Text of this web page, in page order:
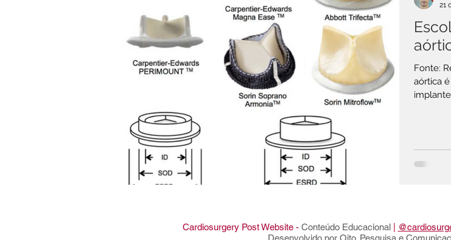
MARCAPASSO & DCEI CSP ACADÊMICO GESTÃO EM SAÚDE
ESTUDOS & TRIALS MISCELÂNEA EDITORIAL DO CIRURGIÃO
LITERATURA & CRÔNICAS CIRÚRGICAS ÁREA DO PACIENTE
Fonte: Referência 01 A
aórtica
implante valvar. A importância de
ideal para o paciente
21
Cardiosurgery Post Website - Conteúdo Educacional|
Desenvolvido por Oito. Pesquisa e